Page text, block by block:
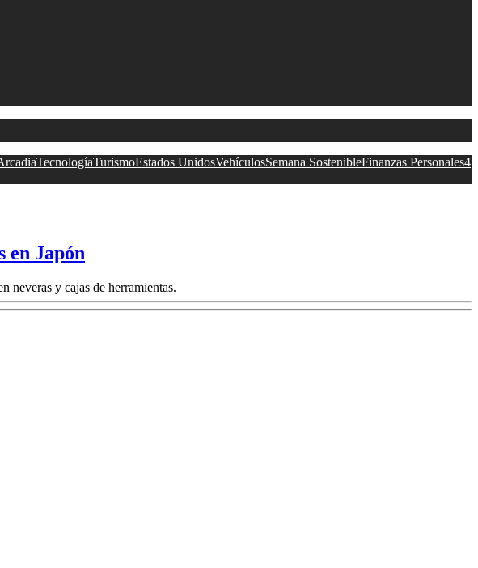
TecnologíaTurismoEstados UnidosVehículosSemana SostenibleFinanzas Personales4
en Japón
neveras y cajas de herramientas.